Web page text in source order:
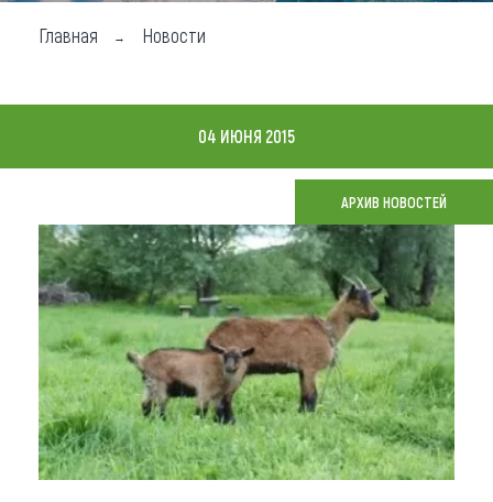
Чем заняться
Карта
Что привезти (сувениры)
О регионе
Коллекция впечатлений
Другие рубрики
Главная Новости
04 ИЮНЯ 2015
АРХИВ НОВОСТЕЙ